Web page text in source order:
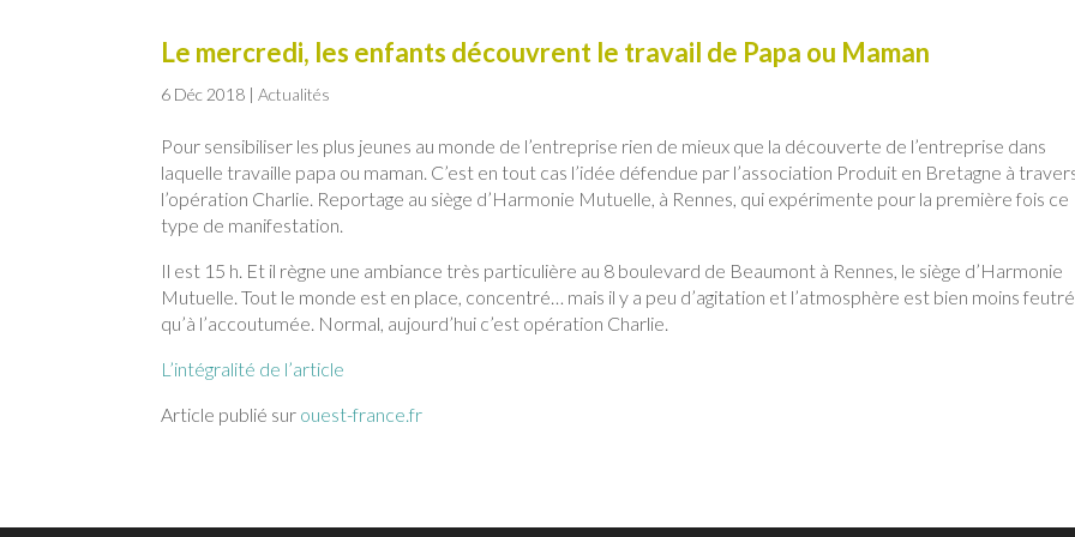
Le mercredi, les enfants découvrent le travail de Papa ou Maman
6 Déc 2018 |Actualités
Pour sensibiliser les plus jeunes au monde de l’entreprise rien de mieux que la découverte de l’entreprise dans
laquelle travaille papa ou maman. C’est en tout cas l’idée défendue par l’association Produit en Bretagne à
l’opération Charlie. Reportage au siège d’Harmonie Mutuelle, à Rennes, qui expérimente pour la première fois ce
type de manifestation.
Il est 15 h. Et il règne une ambiance très particulière au 8 boulevard de Beaumont à Rennes, le siège d’Harmonie
Mutuelle. Tout le monde est en place, concentré… mais il y a peu d’agitation et l’atmosphère est bien moins
qu’à l’accoutumée. Normal, aujourd’hui c’est opération Charlie.
L’intégralité de l’article
Article publié sur ouest-france.fr